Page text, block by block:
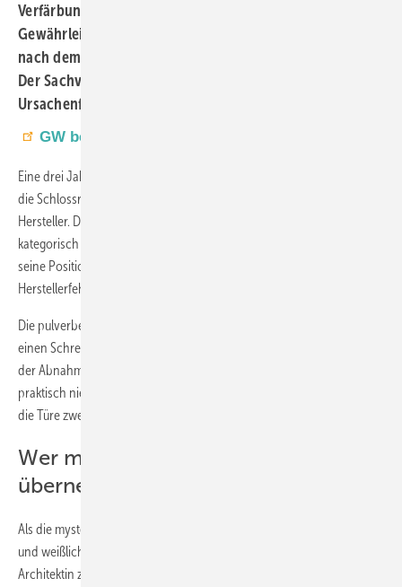
Verfärbungen um die Rosette – der Hersteller lehnt die
Gewährleistung ab und behauptet, die Schäden seien
nach dem Einbau entstanden. Doch hat er damit recht?
Der Sachverständige Claudius Freiberg hat sich an die
Ursachenforschung gemacht.
GW bei Google bevorzugen
Eine drei Jahre alte Aluminiumhaustüre mit weißen Verfärbungen um
die Schlossrosette wird zum Streitfall zwischen Eigentümern und
Hersteller. Der norddeutsche Produzent lehnt die Gewährleistung
kategorisch ab: "Das sind alles Schäden nach dem Einbau", lautet
seine Position. Doch hat er damit recht – oder liegt doch ein
Herstellerfehler vor?
Die pulverbeschichtete Haustüre im Farbton DB 703 matt war über
einen Schreiner bestellt und von diesem auch eingebaut worden. Bei
der Abnahme war alles in Ordnung. Die Eigentümer nutzen die Türe
praktisch nie, da sie immer durch die Garage gehen. Angeblich wurde
die Türe zwei Jahre weder benutzt noch geputzt.
Wer muss Verantwortung
übernehmen?
Als die mysteriösen Verfärbungen rund um die Rosette sowie Kratzer
und weißliche Wischspuren im unteren Bereich auffielen, schaute die
Architektin zusammen mit dem Schreiner, der die Tür eingebaut hatte,